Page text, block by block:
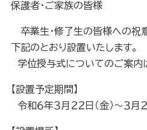
保護者・ご家族の皆様
卒業生・修了生の皆様への祝
下記のとおり設置いたします。
学位授与式についてのご案内
【設置予定期間】
令和６年３月２２日（金）～３月２